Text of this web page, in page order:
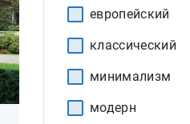
европейский
классический
минимализм
модерн